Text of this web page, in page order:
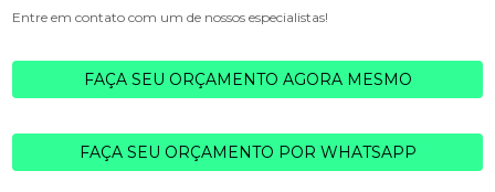
Entre em contato com um de nossos especialistas!
FAÇA SEU ORÇAMENTO AGORA MESMO
FAÇA SEU ORÇAMENTO POR WHATSAPP